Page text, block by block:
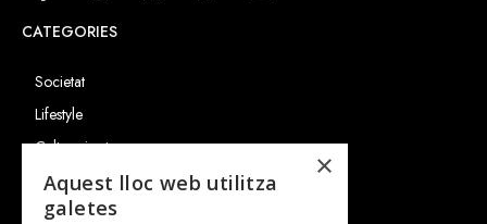
CATEGORIES
Societat
Lifestyle
Cultura i art
Entrevistes
Gastronomia
×
Aquest lloc web utilitza
galetes